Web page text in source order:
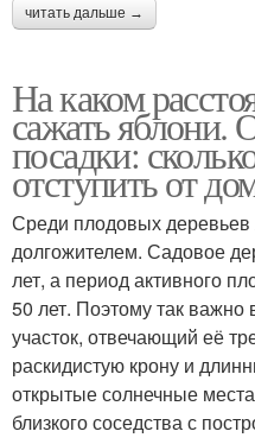
читать дальше →
На каком
сажать яблони.
посадки:
отступить от
Среди плодовых деревьев
долгожителем. Садовое
лет, а период активного
50 лет. Поэтому так важно
участок, отвечающий её
раскидистую крону и
открытые солнечные
близкого соседства с